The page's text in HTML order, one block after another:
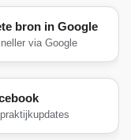
bron in Google
via Google